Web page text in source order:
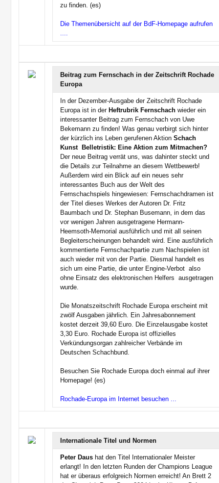
zu finden. (es)
Die Themenübersicht auf der BdF-Homepage aufrufen
....
Beitrag zum Fernschach in der Zeitschrift Rochade
Europa
In der Dezember-Ausgabe der Zeitschrift Rochade
Europa ist in der Heftrubrik Fernschachwieder ein
interessanter Beitrag zum Fernschach von Uwe
Bekemann zu finden! Was genau verbirgt sich hinter
der kürzlich ins Leben gerufenen Aktion Schach 
Kunst  Belletristik: Eine Aktion zum Mitmachen?
Der neue Beitrag verrät uns, was dahinter steckt und
die Details zur Teilnahme an diesem Wettbewerb!
Außerdem wird ein Blick auf ein neues sehr
interessantes Buch aus der Welt des
Fernschachspiels hingewiesen: Fernschachdramen ist
der Titel dieses Werkes der Autoren Dr. Fritz
Baumbach und Dr. Stephan Busemann, in dem das
vor wenigen Jahren ausgetragene Hermann-
Heemsoth-Memorial ausführlich und mit all seinen
Begleiterscheinungen behandelt wird. Eine ausführlich
kommentierte Fernschachpartie zum Nachspielen ist
auch wieder mit von der Partie. Diesmal handelt es
sich um eine Partie, die unter Engine-Verbot  also
ohne Einsatz des elektronischen Helfers  ausgetragen
wurde.
Die Monatszeitschrift Rochade Europa erscheint mit
zwölf Ausgaben jährlich. Ein Jahresabonnement
kostet derzeit 39,60 Euro. Die Einzelausgabe kostet
3,30 Euro. Rochade Europa ist offizielles
Verkündungsorgan zahlreicher Verbände im
Deutschen Schachbund.
Besuchen Sie Rochade Europa doch einmal auf ihrer
Homepage! (es)
Rochade-Europa im Internet besuchen ...
Internationale Titel und Normen
Peter Daus hat den Titel Internationaler Meister
erlangt! In den letzten Runden der Champions League
hat er überaus erfolgreich Normen erreicht! An Brett 2